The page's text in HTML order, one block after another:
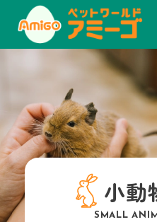
小動
SMALL